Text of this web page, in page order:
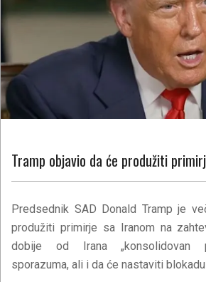
Tramp objavio da će produžiti
Predsednik SAD Donald Tramp je
produžiti primirje sa Iranom na
dobije od Irana „konsolidovan
sporazuma, ali i da će nastaviti